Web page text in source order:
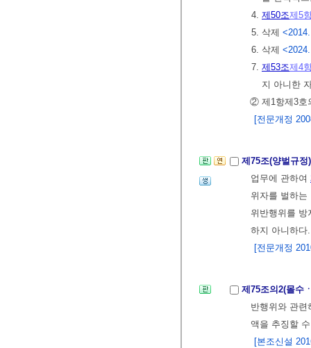
4. 제50조제5
5. 삭제
6. 삭제
7. 제53조제4
지 아니한
② 제1항제3호
[전문개정
제75조(양벌규
업무에 관하여
위자를 벌하
위반행위를
하지 아니하다.
[전문개정
제75조의2(몰수
반행위와 관
액을 추징할
[본조신설